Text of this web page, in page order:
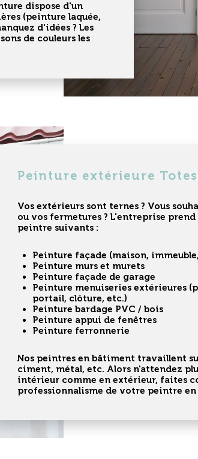
dispose d'un
(peinture laquée,
d'idées ? Les
de couleurs les
Peinture extérieure Totes
Vos extérieurs sont ternes ? Vous
ou vos fermetures ? L'entreprise prend
peintre suivants :
Peinture façade (maison,
Peinture murs et murets
Peinture façade de garage
Peinture menuiseries extérieures (porte, fenêtre, porte de garage, volet
portail, clôture, etc.)
Peinture bardage PVC / bois
Peinture appui de fenêtres
Peinture ferronnerie
Nos peintres en bâtiment travaillent
ciment, métal, etc. Alors n'attendez
intérieur comme en extérieur, faites
professionnalisme de votre peintre